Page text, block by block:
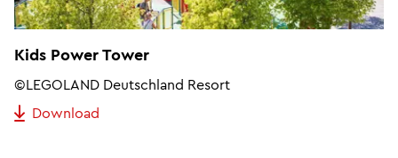
Kids Power Tower
©LEGOLAND Deutschland Resort
Download